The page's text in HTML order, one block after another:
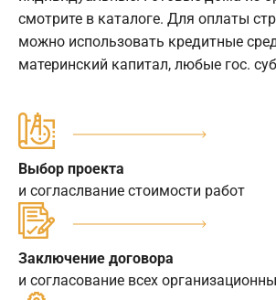
смотрите в каталоге. Для оплаты
можно использовать кредитные
материнский капитал, любые гос.
Выбор проекта
и согласлвание стоимости работ
Заключение договора
и согласование всех